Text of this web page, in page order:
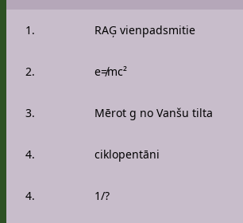
1. RAĢ vienpadsmitie
2. e≠mc²
3. Mērot g no Vanšu tilta
4. ciklopentāni
4. 1/?